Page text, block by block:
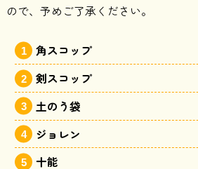
ので、予めご了承ください。
角スコップ
剣スコップ
土のう袋
ジョレン
十能